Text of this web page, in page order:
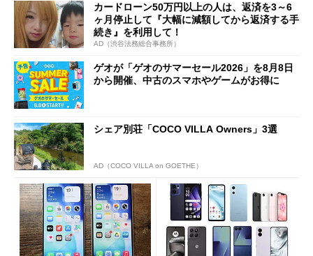
カードローン50万円以上の人は、返済を3～6
ヶ月停止して『大幅に減額してから返済する手
続き』を利用して！
AD（渋谷法務総合事務所）
ゲオが「ゲオのサマーセール2026」を8月8日
から開催、中古のスマホやゲームがお得に
シェア別荘「COCO VILLA Owners」3選
AD（COCO VILLA on GOETHE）